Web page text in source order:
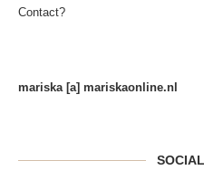
Contact?
mariska [a] mariskaonline.nl